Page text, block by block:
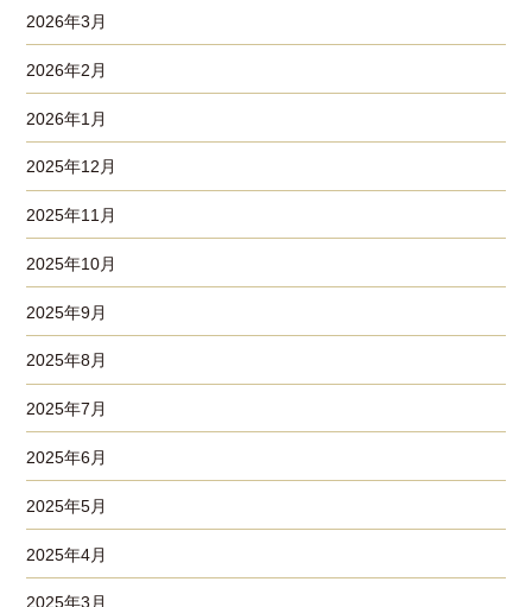
2026年3月
2026年2月
2026年1月
2025年12月
2025年11月
2025年10月
2025年9月
2025年8月
2025年7月
2025年6月
2025年5月
2025年4月
2025年3月